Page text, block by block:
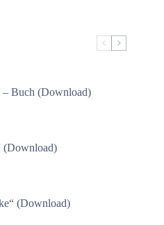
– Buch (Download)
(Download)
(Download)